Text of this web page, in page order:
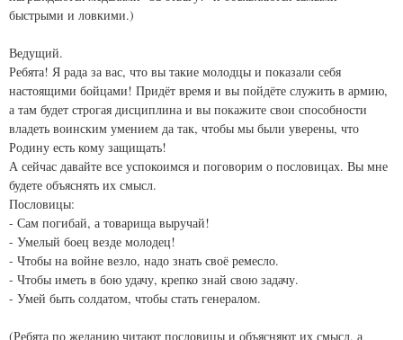
быстрыми и ловкими.)
Ведущий.
Ребята! Я рада за вас, что вы такие молодцы и показали себя
настоящими бойцами! Придёт время и вы пойдёте служить в армию,
а там будет строгая дисциплина и вы покажите свои способности
владеть воинским умением да так, чтобы мы были уверены, что
Родину есть кому защищать!
А сейчас давайте все успокоимся и поговорим о пословицах. Вы мне
будете объяснять их смысл.
Пословицы:
- Сам погибай, а товарища выручай!
- Умелый боец везде молодец!
- Чтобы на войне везло, надо знать своё ремесло.
- Чтобы иметь в бою удачу, крепко знай свою задачу.
- Умей быть солдатом, чтобы стать генералом.
(Ребята по желанию читают пословицы и объясняют их смысл, а